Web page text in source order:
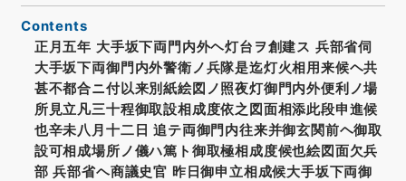
Contents
正月五年 大手坂下両門内外ヘ灯台ヲ創建ス 兵部省伺
大手坂下両御門内外警衛ノ兵隊是迄灯火相用来候ヘ共
甚不都合ニ付以来別紙絵図ノ照夜灯御門内外便利ノ場
所見立凡三十程御取設相成度依之図面相添此段申進候
也辛未八月十二日 追テ両御門内往来并御玄関前ヘ御取
設可相成場所ノ儀ハ篤ト御取極相成度候也絵図面欠兵
部 兵部省ヘ商議史官 昨日御申立相成候大手坂下両御